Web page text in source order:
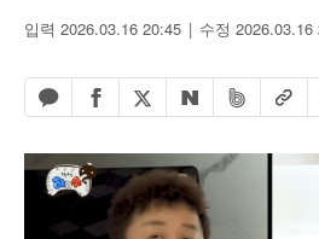
입력 2026.03.16 20:45 수정 2026.03.16
카카오톡 공유하기
페이스북 공유하기
엑스 공유하기
네이버 공유하기
밴드 공유
URL